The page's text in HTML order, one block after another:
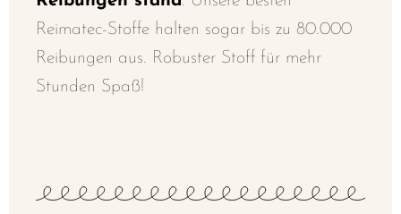
Reimatec-Stoffe halten sogar bis zu 80.000
Reibungen aus. Robuster Stoff für mehr
Stunden Spaß!